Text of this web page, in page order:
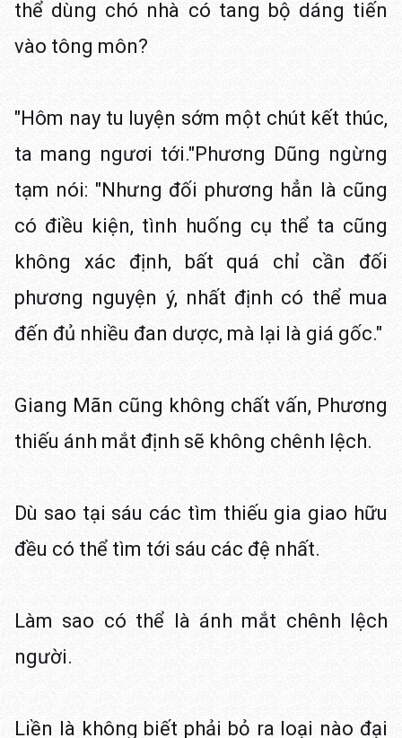
thể dùng chó nhà có tang bộ dáng tiến
vào tông môn?
"Hôm nay tu luyện sớm một chút kết thúc,
ta mang ngươi tới."Phương Dũng ngừng
tạm nói: "Nhưng đối phương hẳn là cũng
có điều kiện, tình huống cụ thể ta cũng
không xác định, bất quá chỉ cần đối
phương nguyện ý, nhất định có thể mua
đến đủ nhiều đan dược, mà lại là giá gốc."
Giang Mãn cũng không chất vấn, Phương
thiếu ánh mắt định sẽ không chênh lệch.
Dù sao tại sáu các tìm thiếu gia giao hữu
đều có thể tìm tới sáu các đệ nhất.
Làm sao có thể là ánh mắt chênh lệch
người.
Liền là không biết phải bỏ ra loại nào đại